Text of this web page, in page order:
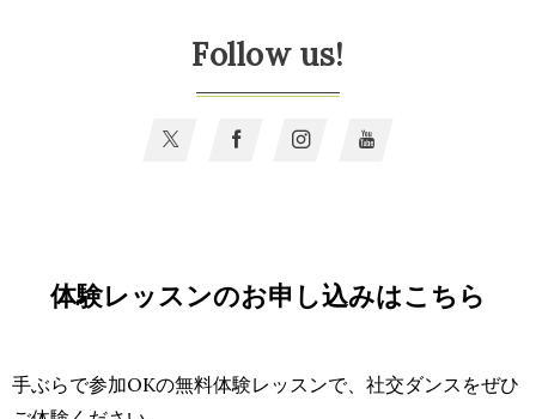
Follow us!
体験レッスンのお申し込みはこちら
手ぶらで参加OKの無料体験レッスンで、社交ダンスをぜひ